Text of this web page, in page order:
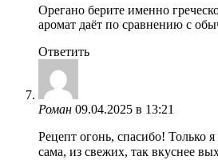
Орегано берите именно
аромат даёт по сравнению с
Ответить
Роман 09.04.2025 в 13:21
Рецепт огонь, спасибо!
сама, из свежих, так вкуснее